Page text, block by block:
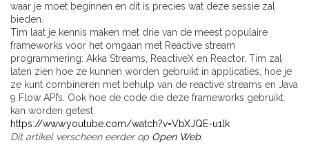
waar je moet beginnen en dit is precies wat deze sessie zal
bieden.
Tim laat je kennis maken met drie van de meest populaire
frameworks voor het omgaan met Reactive stream
programmering: Akka Streams, ReactiveX en Reactor. Tim zal
laten zien hoe ze kunnen worden gebruikt in applicaties, hoe je
ze kunt combineren met behulp van de reactive streams en Java
9 Flow API’s. Ook hoe de code die deze frameworks gebruikt
kan worden getest.
https://www.youtube.com/watch?v=VbXJQE-u1lk
Dit artikel verscheen eerder op Open Web.